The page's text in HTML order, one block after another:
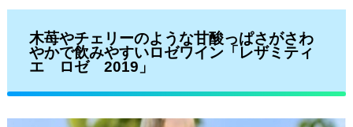
木苺やチェリーのような甘酸っぱさがさわ
やかで飲みやすいロゼワイン「レザミティ
エ ロゼ 2019」